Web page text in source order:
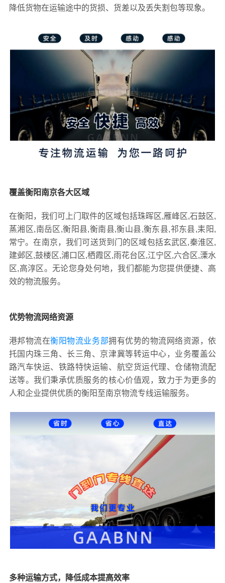
降低货物在运输途中的货损、货差以及丢失割包等现象。
覆盖衡阳南京各大区域
在衡阳，我们可上门取件的区域包括珠晖区,雁峰区,石鼓区,
蒸湘区,南岳区,衡阳县,衡南县,衡山县,衡东县,祁东县,耒阳,
常宁。在南京，我们可送货到门的区域包括玄武区,秦淮区,
建邺区,鼓楼区,浦口区,栖霞区,雨花台区,江宁区,六合区,溧水
区,高淳区。无论您身处何地，我们都能为您提供便捷、高
效的物流服务。
优势物流网络资源
港邦物流在衡阳物流业务部拥有优势的物流网络资源，依
托国内珠三角、长三角、京津冀等转运中心，业务覆盖公
路汽车快运、铁路特快运输、航空货运代理、仓储物流配
送等。我们秉承优质服务的核心价值观，致力于为更多的
人和企业提供优质的衡阳至南京物流专线运输服务。
多种运输方式，降低成本提高效率